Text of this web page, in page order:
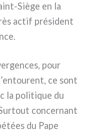
Siège en la
actif pré­si­dent
pour
ce sont
la poli­ti­que du
con­cer­nant
du Pape